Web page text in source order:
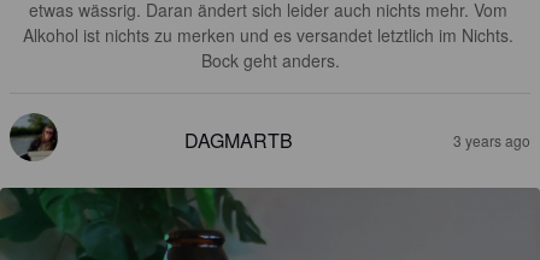
etwas wässrig. Daran ändert sich leider auch nichts mehr. Vom
Alkohol ist nichts zu merken und es versandet letztlich im Nichts.
Bock geht anders.
DAGMARTB 3 years ago